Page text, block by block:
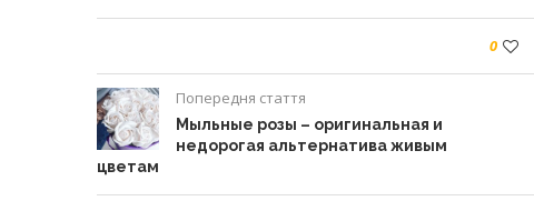
0
Попередня стаття
Мыльные розы – оригинальная и
недорогая альтернатива живым
цветам